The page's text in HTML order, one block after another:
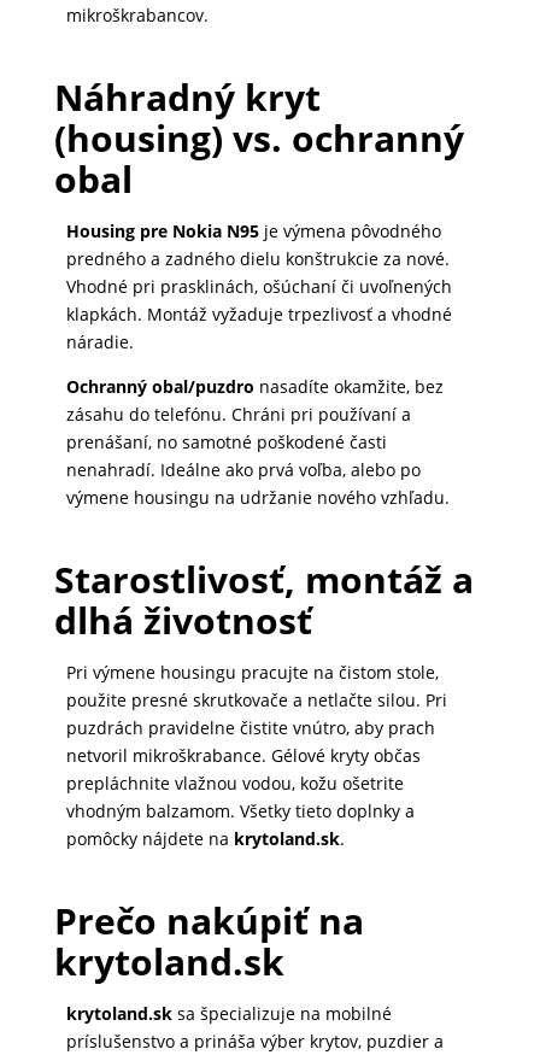
mikroškrabancov.
Náhradný kryt
(housing) vs. ochranný
obal
Housing pre Nokia N95je výmena pôvodného
predného a zadného dielu konštrukcie za nové.
Vhodné pri prasklinách, ošúchaní či uvoľnených
klapkách. Montáž vyžaduje trpezlivosť a vhodné
náradie.
Ochranný obal/puzdro nasadíte okamžite, bez
zásahu do telefónu. Chráni pri používaní a
prenášaní, no samotné poškodené časti
nenahradí. Ideálne ako prvá voľba, alebo po
výmene housingu na udržanie nového vzhľadu.
Starostlivosť, montáž a
dlhá životnosť
Pri výmene housingu pracujte na čistom stole,
použite presné skrutkovače a netlačte silou. Pri
puzdrách pravidelne čistite vnútro, aby prach
netvoril mikroškrabance. Gélové kryty občas
prepláchnite vlažnou vodou, kožu ošetrite
vhodným balzamom. Všetky tieto doplnky a
pomôcky nájdete na krytoland.sk.
Prečo nakúpiť na
krytoland.sk
krytoland.sksa špecializuje na mobilné
príslušenstvo a prináša výber krytov, puzdier a